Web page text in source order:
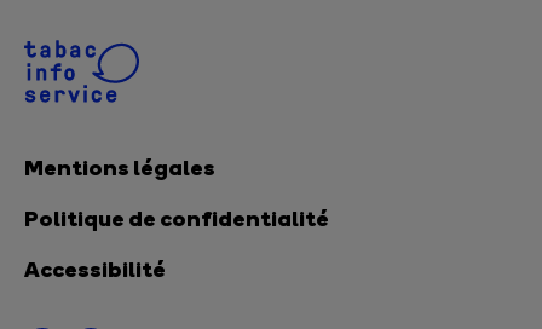
Mentions légales
Politique de confidentialité
Accessibilité